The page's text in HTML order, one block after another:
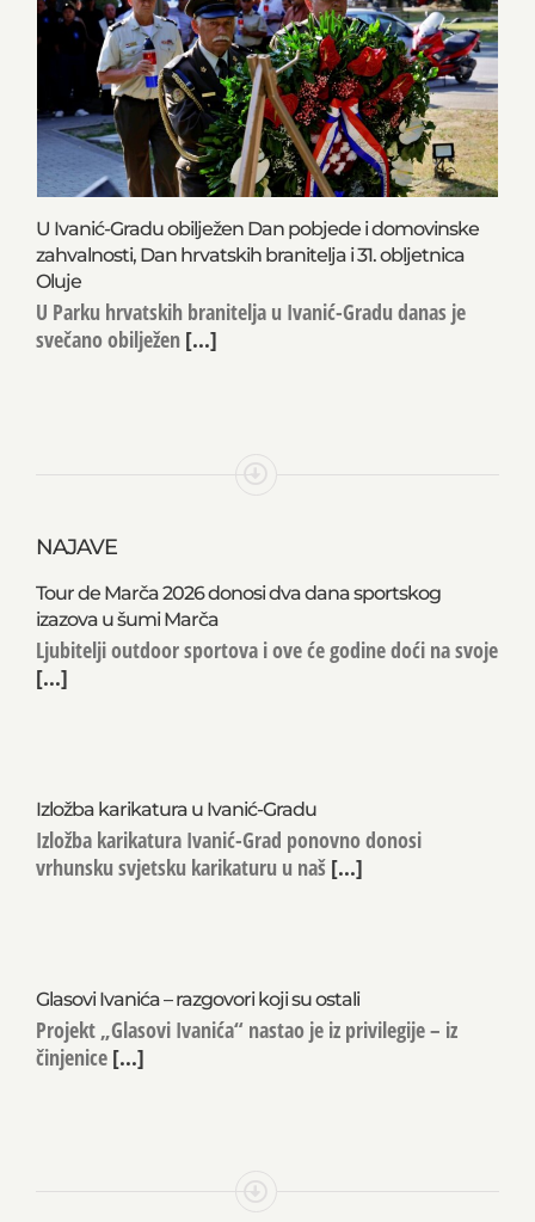
U Ivanić-Gradu obilježen Dan pobjede i domovinske
zahvalnosti, Dan hrvatskih branitelja i 31. obljetnica
Oluje
U Parku hrvatskih branitelja u Ivanić-Gradu danas je
svečano obilježen [...]
NAJAVE
Tour de Marča 2026 donosi dva dana sportskog
izazova u šumi Marča
Ljubitelji outdoor sportova i ove će godine doći na svoje
[...]
Izložba karikatura u Ivanić-Gradu
Izložba karikatura Ivanić-Grad ponovno donosi
vrhunsku svjetsku karikaturu u naš [...]
Glasovi Ivanića – razgovori koji su ostali
Projekt „Glasovi Ivanića“ nastao je iz privilegije – iz
činjenice [...]